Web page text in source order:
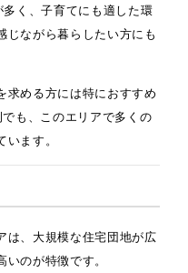
く、子育てにも適した環
じながら暮らしたい方にも
求める方には特におすすめ
も、このエリアで多くの
ます。
は、大規模な住宅団地が広
のが特徴です。